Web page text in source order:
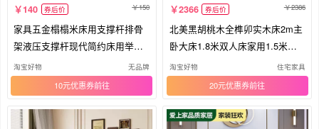
140 券后价 150
家具五金榻榻米床用支撑杆排骨
架液压支撑杆现代简约床用举升
器
淘宝好物 无品牌
10元优惠券
2366 券后价 2386
北美黑胡桃木全榫卯实木床2m主
卧大床1.8米双人床家用1.5米中
式床
淘宝好物 住宅家具
20元优惠券